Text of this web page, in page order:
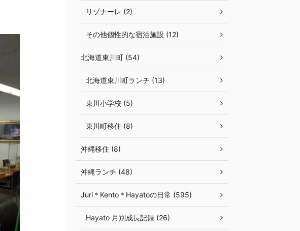
リゾナーレ (2)
その他個性的な宿泊施設 (12)
北海道東川町 (54)
北海道東川町ランチ (13)
東川小学校 (5)
東川町移住 (8)
沖縄移住 (8)
沖縄ランチ (48)
Juri＊Kento＊Hayatoの日常 (595)
Hayato 月別成長記録 (26)